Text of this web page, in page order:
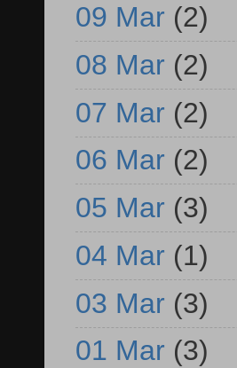
09 Mar (2)
08 Mar (2)
07 Mar (2)
06 Mar (2)
05 Mar (3)
04 Mar (1)
03 Mar (3)
01 Mar (3)